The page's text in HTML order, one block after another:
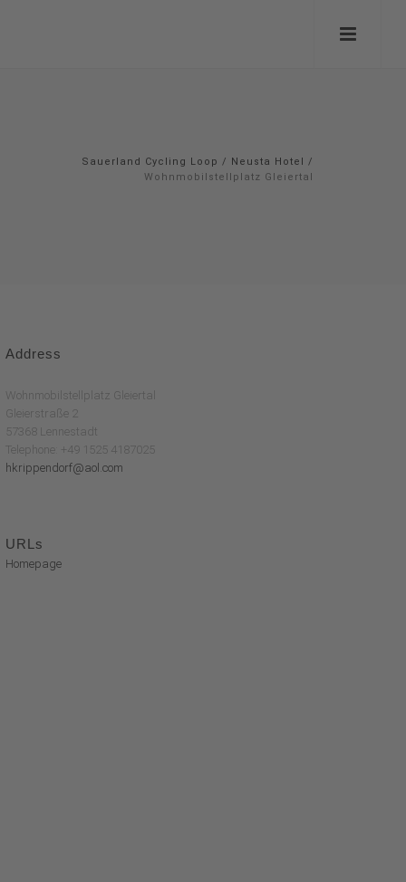
Sauerland Cycling Loop / Neusta Hotel /
Wohnmobilstellplatz Gleiertal
Address
Wohnmobilstellplatz Gleiertal
Gleierstraße 2
57368 Lennestadt
Telephone: +49 1525 4187025
hkrippendorf@aol.com
URLs
Homepage